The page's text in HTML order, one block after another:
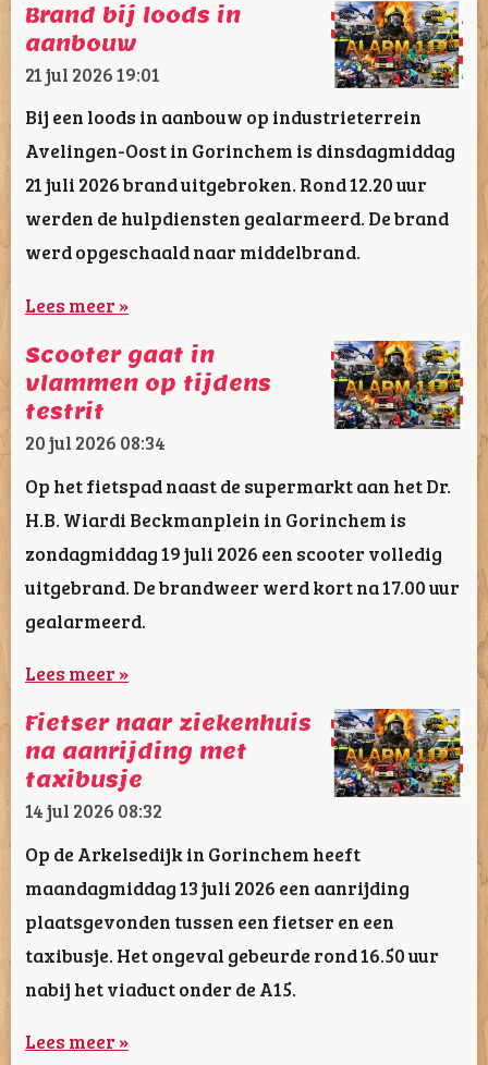
Brand bij loods in
aanbouw
21 jul 202619:01
Bij een loods in aanbouw op industrieterrein
Avelingen-Oost in Gorinchem is dinsdagmiddag
21 juli 2026 brand uitgebroken. Rond 12.20 uur
werden de hulpdiensten gealarmeerd. De brand
werd opgeschaald naar middelbrand.
Lees meer »
Scooter gaat in
vlammen op tijdens
testrit
20 jul 2026 08:34
Op het fietspad naast de supermarkt aan het Dr.
H.B. Wiardi Beckmanplein in Gorinchem is
zondagmiddag 19 juli 2026 een scooter volledig
uitgebrand. De brandweer werd kort na 17.00 uur
gealarmeerd.
Lees meer »
Fietser naar ziekenhuis
na aanrijding met
taxibusje
14 jul 2026 08:32
Op de Arkelsedijk in Gorinchem heeft
maandagmiddag 13 juli 2026 een aanrijding
plaatsgevonden tussen een fietser en een
taxibusje. Het ongeval gebeurde rond 16.50 uur
nabij het viaduct onder de A15.
Lees meer »